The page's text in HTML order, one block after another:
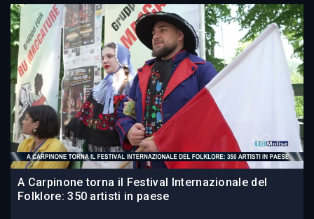
A Carpinone torna il Festival Internazionale del
Folklore: 350 artisti in paese